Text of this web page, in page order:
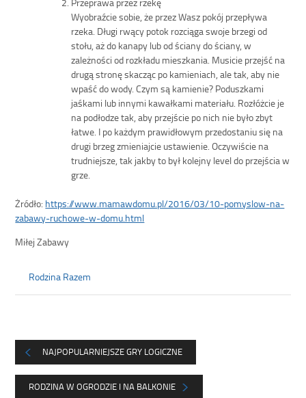
Wyobraźcie sobie, że przez Wasz pokój przepływa
rzeka. Długi rwący potok rozciąga swoje brzegi od
stołu, aż do kanapy lub od ściany do ściany, w
zależności od rozkładu mieszkania. Musicie przejść na
drugą stronę skacząc po kamieniach, ale tak, aby nie
wpaść do wody. Czym są kamienie? Poduszkami
jaśkami lub innymi kawałkami materiału. Rozłóżcie je
na podłodze tak, aby przejście po nich nie było zbyt
łatwe. I po każdym prawidłowym przedostaniu się na
drugi brzeg zmieniajcie ustawienie. Oczywiście na
trudniejsze, tak jakby to był kolejny level do przejścia w
grze.
Żródło: https://www.mamawdomu.pl/2016/03/10-pomyslow-na-
zabawy-ruchowe-w-domu.html
Miłej Zabawy
Rodzina Razem
NAJPOPULARNIEJSZE GRY LOGICZNE
RODZINA W OGRODZIE I NA BALKONIE